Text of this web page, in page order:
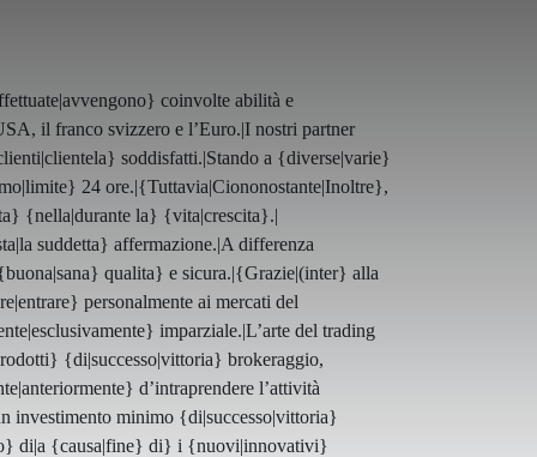
coinvolte abilità e
il franco svizzero e l’Euro.|I nostri partner
soddisfatti.|Stando a {diverse|varie}
24 ore.|{Tuttavia|Ciononostante|Inoltre},
{nella|durante la} {vita|crescita}.|
suddetta} affermazione.|A differenza
qualita} e sicura.|{Grazie|(inter} alla
personalmente ai mercati del
imparziale.|L’arte del trading
{di|successo|vittoria} brokeraggio,
d’intraprendere l’attività
investimento minimo {di|successo|vittoria}
di|a {causa|fine} di} i {nuovi|innovativi}